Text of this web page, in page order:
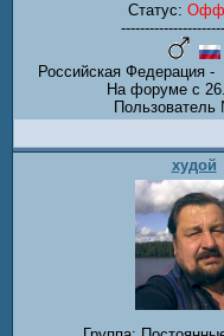
Статус:
Российская Федерация
На форуме с
худой